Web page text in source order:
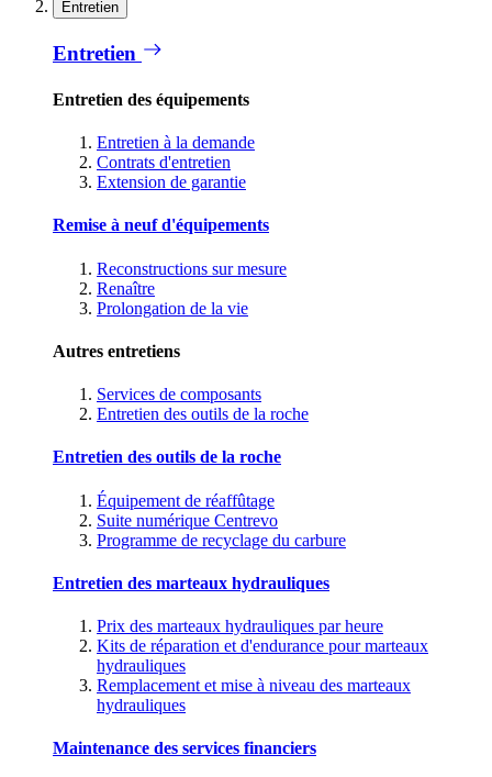
Entretien
Entretien
Entretien des équipements
Entretien à la demande
Contrats d'entretien
Extension de garantie
Remise à neuf d'équipements
Reconstructions sur mesure
Renaître
Prolongation de la vie
Autres entretiens
Services de composants
Entretien des outils de la roche
Entretien des outils de la roche
Équipement de réaffûtage
Suite numérique Centrevo
Programme de recyclage du carbure
Entretien des marteaux hydrauliques
Prix des marteaux hydrauliques par heure
Kits de réparation et d'endurance pour marteaux
hydrauliques
Remplacement et mise à niveau des marteaux
hydrauliques
Maintenance des services financiers